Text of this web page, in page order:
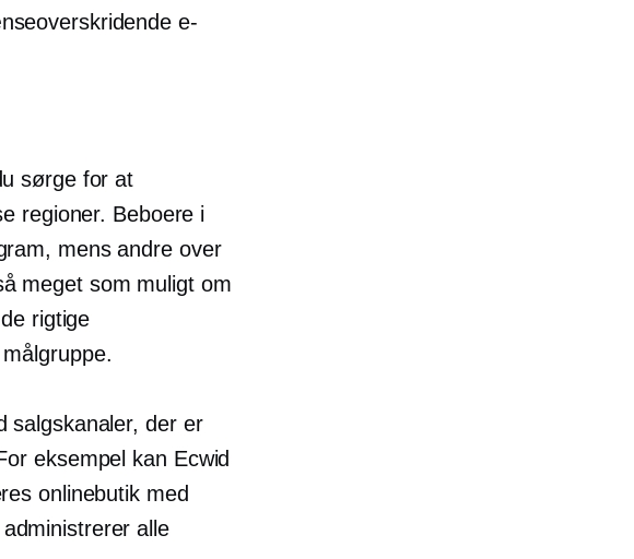
e-
sørge for at
regioner. Beboere i
mens andre over
meget som muligt om
rigtige
salgskanaler, der er
eksempel kan Ecwid
onlinebutik med
alle